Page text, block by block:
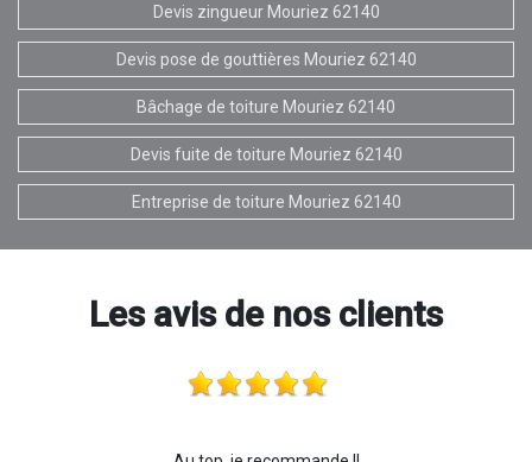
Devis zingueur Mouriez 62140
Devis pose de gouttières Mouriez 62140
Bâchage de toiture Mouriez 62140
Devis fuite de toiture Mouriez 62140
Entreprise de toiture Mouriez 62140
Les avis de nos clients